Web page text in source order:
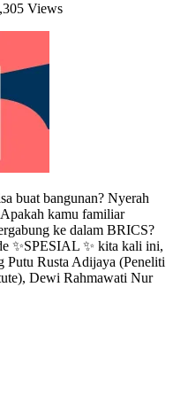
Views
buat bangunan? Nyerah
kamu familiar
ke dalam BRICS?
✨SPESIAL ✨ kita kali ini,
Putu Rusta Adijaya (Peneliti
Dewi Rahmawati Nur